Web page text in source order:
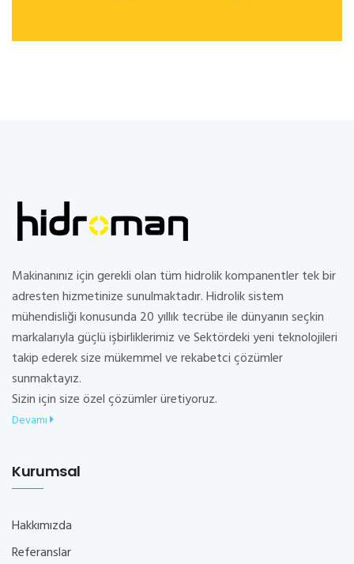
Makinanınız için gerekli olan tüm hidrolik kompanentler tek bir
adresten hizmetinize sunulmaktadır. Hidrolik sistem
mühendisliği konusunda 20 yıllık tecrübe ile dünyanın seçkin
markalarıyla güçlü işbirliklerimiz ve Sektördeki yeni teknolojileri
takip ederek size mükemmel ve rekabetci çözümler
sunmaktayız.
Sizin için size özel çözümler üretiyoruz.
Devamı
Kurumsal
Hakkımızda
Referanslar